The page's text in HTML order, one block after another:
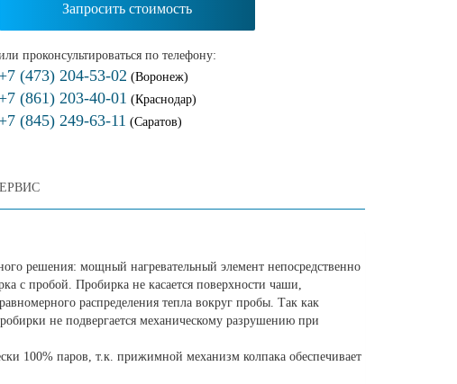
Запросить стоимость
проконсультироваться по телефону:
(473) 204-53-02 (Воронеж)
(861) 203-40-01 (Краснодар)
(845) 249-63-11 (Саратов)
решения: мощный нагревательный элемент непосредственно
с пробой. Пробирка не касается поверхности чаши,
распределения тепла вокруг пробы. Так как
не подвергается механическому разрушению при
100% паров, т.к. прижимной механизм колпака обеспечивает